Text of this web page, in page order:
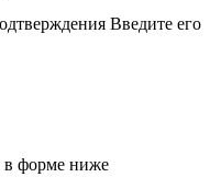
Введите его
в форме ниже